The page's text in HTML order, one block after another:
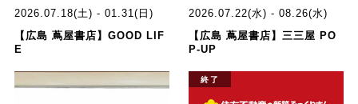
2026.07.18(土) - 01.31(日)
【広島 蔦屋書店】GOOD LIF
E
2026.07.22(水) - 08.26(水)
【広島 蔦屋書店】三三屋 PO
P-UP
終了